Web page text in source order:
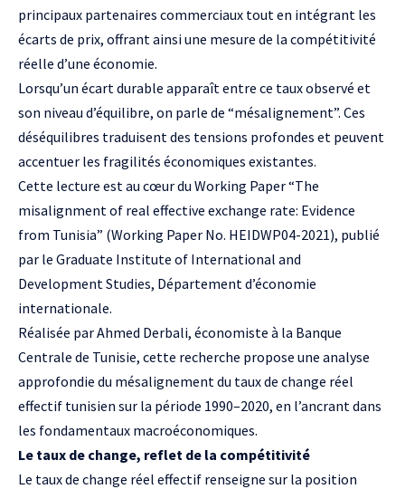
principaux partenaires commerciaux tout en intégrant les
écarts de prix, offrant ainsi une mesure de la compétitivité
réelle d’une économie.
Lorsqu’un écart durable apparaît entre ce taux observé et
son niveau d’équilibre, on parle de “mésalignement”. Ces
déséquilibres traduisent des tensions profondes et peuvent
accentuer les fragilités économiques existantes.
Cette lecture est au cœur du Working Paper “The
misalignment of real effective exchange rate: Evidence
from Tunisia” (Working Paper No. HEIDWP04-2021), publié
par le Graduate Institute of International and
Development Studies, Département d’économie
internationale.
Réalisée par Ahmed Derbali, économiste à la Banque
Centrale de Tunisie, cette recherche propose une analyse
approfondie du mésalignement du taux de change réel
effectif tunisien sur la période 1990–2020, en l’ancrant dans
les fondamentaux macroéconomiques.
Le taux de change, reflet de la compétitivité
Le taux de change réel effectif renseigne sur la position